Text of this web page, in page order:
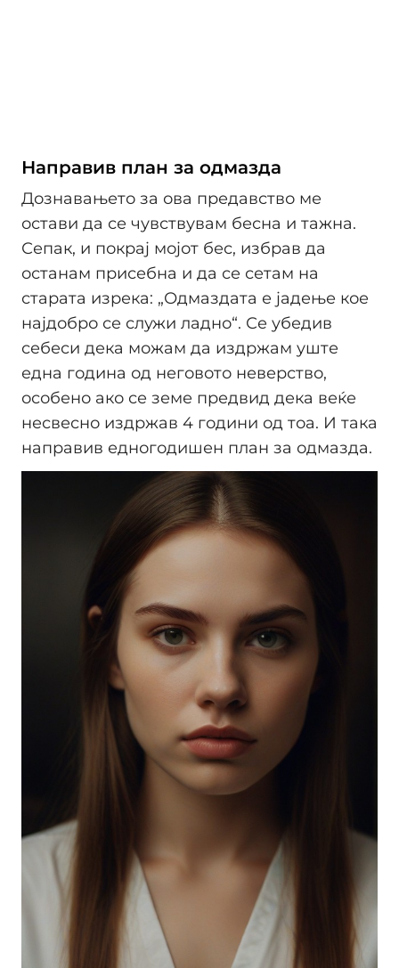
Направив план за одмазда
Дознавањето за ова предавство ме
остави да се чувствувам бесна и тажна.
Сепак, и покрај мојот бес, избрав да
останам присебна и да се сетам на
старата изрека: „Одмаздата е јадење кое
најдобро се служи ладно“. Се убедив
себеси дека можам да издржам уште
една година од неговото неверство,
особено ако се земе предвид дека веќе
несвесно издржав 4 години од тоа. И така
направив едногодишен план за одмазда.